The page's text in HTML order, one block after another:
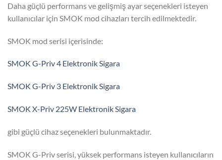
Daha güçlü performans ve gelişmiş ayar seçenekleri isteyen
kullanıcılar için SMOK mod cihazları tercih edilmektedir.
SMOK mod serisi içerisinde:
SMOK G-Priv 4 Elektronik Sigara
SMOK G-Priv 3 Elektronik Sigara
SMOK X-Priv 225W Elektronik Sigara
gibi güçlü cihaz seçenekleri bulunmaktadır.
SMOK G-Priv serisi, yüksek performans isteyen kullanıcıların